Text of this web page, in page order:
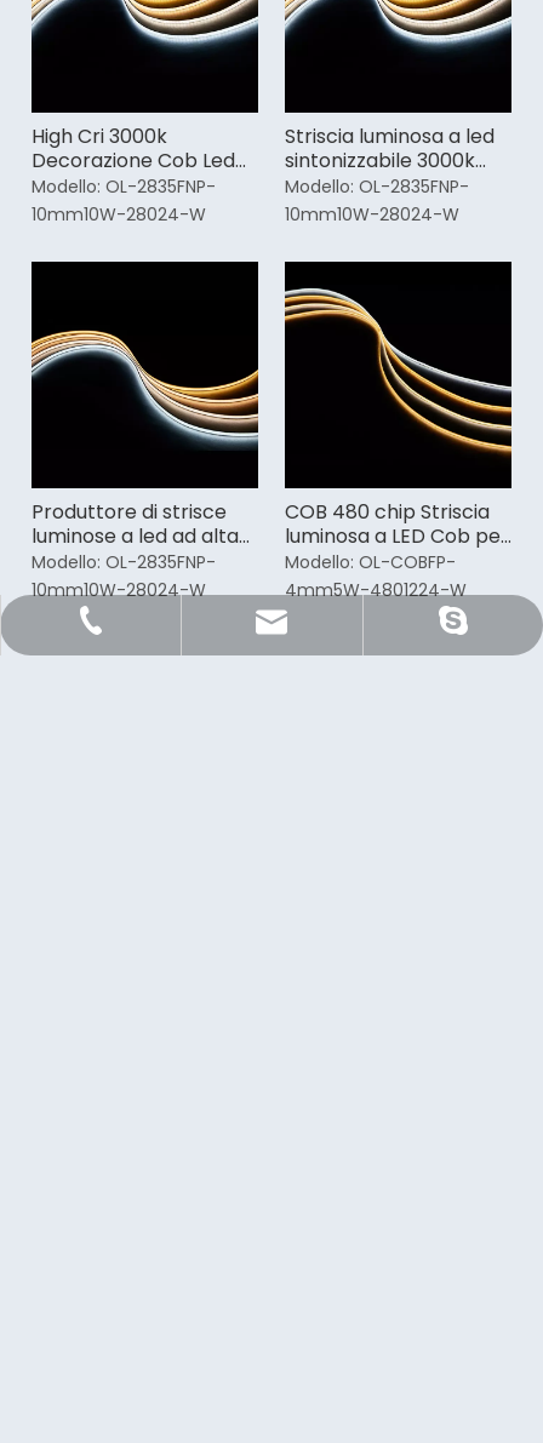
High Cri 3000k
Decorazione Cob Led
Light Strip
Modello: OL-2835FNP-
10mm10W-28024-W
Striscia luminosa a led
sintonizzabile 3000k
Cob per auto
Modello: OL-2835FNP-
10mm10W-28024-W
Produttore di strisce
luminose a led ad alta
efficienza 3000k Cob
Modello: OL-2835FNP-
10mm10W-28024-W
COB 480 chip Striscia
luminosa a LED Cob per
interni da 4 mm High
Cri
Modello: OL-COBFP-
4mm5W-4801224-W
+86 21 63166512
Sale@orientlighting.com
orientlighting